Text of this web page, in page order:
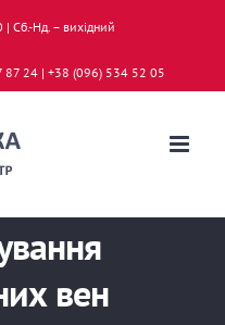
Сб.-Нд. – вихідний
87 24 | +38 (096) 534 52 05
вен